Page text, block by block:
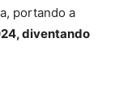
portando a
diventando